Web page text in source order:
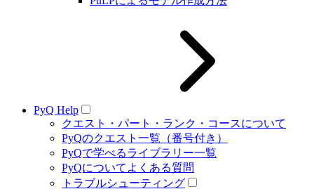
PyQ Help
クエスト・パート・ランク・コースについて
PyQのクエスト一覧（番号付き）
PyQで学べるライブラリー一覧
PyQについてよくある質問
トラブルシューティング